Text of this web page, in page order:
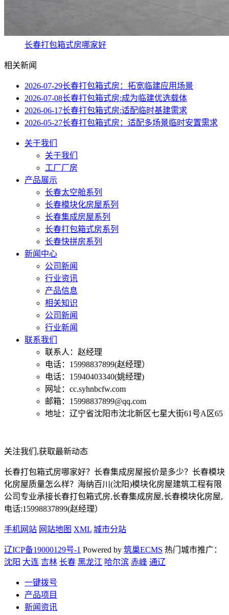
长春打包箱式房哪家好
相关新闻
2026-07-29长春打包箱式房：拓宽临建应用场景
2026-07-08长春打包箱式房:成为临建优选载体
2026-06-17长春打包箱式房:适配临时基建需求
2026-05-27长春打包箱式房：适配多场景临时安置需求
关于我们
关于我们
工厂厂房
产品展示
长春太空舱系列
长春模块化房屋系列
长春集成房屋系列
长春打包箱式房系列
长春快拼房系列
新闻中心
公司新闻
行业资讯
产品信息
相关知识
公司新闻
行业新闻
联系我们
联系人：赵经理
电话：15998837899(赵经理）
电话：15940403340(姚经理)
网址：cc.syhnbcfw.com
邮箱：15998837899@qq.com
地址：辽宁省沈阳市沈北新区七星大街61号A区65
关注我们,获取最新动态
长春打包箱式房哪家好？长春集成房屋报价是多少？长春模块
化房屋质量怎么样？海纳百川(沈阳)模块化房屋建筑工程有限
公司专业承接长春打包箱式房,长春集成房屋,长春模块化房屋,
电话:15998837899(赵经理）
手机网站 网站地图 XML 城市分站
辽ICP备19000129号-1 Powered by 筑巢ECMS 热门城市推广：
沈阳 大连 吉林 长春 黑龙江 哈尔滨 赤峰 通辽
一键拨号
产品项目
新闻资讯